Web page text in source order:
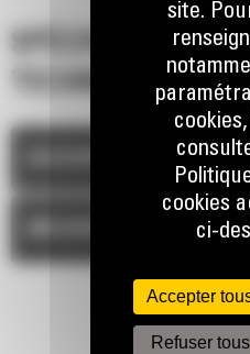
SPÉCIFICATIONS
TECHNIQUES
site.
cookies
ci-
Accepter
Refuser